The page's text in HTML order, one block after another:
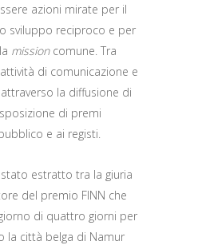
azioni mirate per il
sviluppo reciproco e per
missioncomune. Tra
di comunicazione e
la diffusione di
di premi
e ai registi.
estratto tra la giuria
del premio FINN che
di quattro giorni per
la città belga di Namur